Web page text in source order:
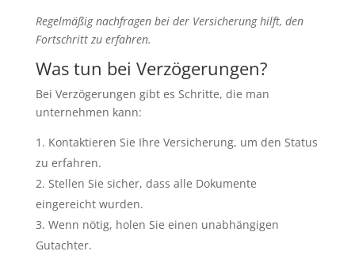
Regelmäßig nachfragen bei der Versicherung hilft, den
Fortschritt zu erfahren.
Was tun bei Verzögerungen?
Bei Verzögerungen gibt es Schritte, die man
unternehmen kann:
Kontaktieren Sie Ihre Versicherung, um den Status
zu erfahren.
Stellen Sie sicher, dass alle Dokumente
eingereicht wurden.
Wenn nötig, holen Sie einen unabhängigen
Gutachter.